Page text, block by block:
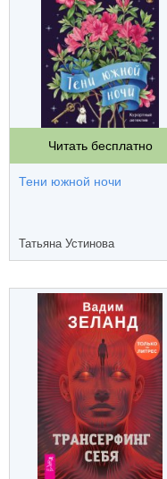
Читать бесплатно
Тени южной ночи
Татьяна Устинова